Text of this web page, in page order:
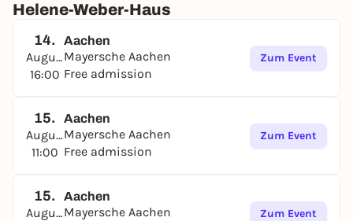
Helene-Weber-Haus
14.
August
16:00
Aachen
Mayersche Aachen
Free admission
Zum Event
15.
August
11:00
Aachen
Mayersche Aachen
Free admission
Zum Event
15.
August
Aachen
Mayersche Aachen
Zum Event